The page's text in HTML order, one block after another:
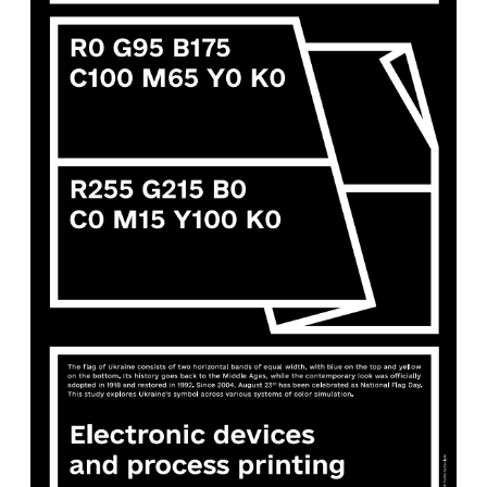
«Місячну колекцію» (Нью-Йорк), «Співай
Україні» (Запоріжжя), «Синьо-жовту серію»
(Торонто, Нью-Йорк) та «Злами
приналежності» (Нью-Йорк).
У 2010 був обраний першим президентом
Art Directors Club Ukraine, де впродовж
чотирьох років допомагав розвивати
професійну творчу спільноту країни.
Юрко Гуцуляк є доповідачем на численних
міжнародних подіях — серед
найпомітніших локацій Nassau Community
College (США), Cooper Union (США), The
Alternative School for Creative Thinking
(Румунія), Design Thinkers (Канада), Belgrade
Design (Україна), Open Art Academy (Ісландія),
European Design Conference (Нідерланди),